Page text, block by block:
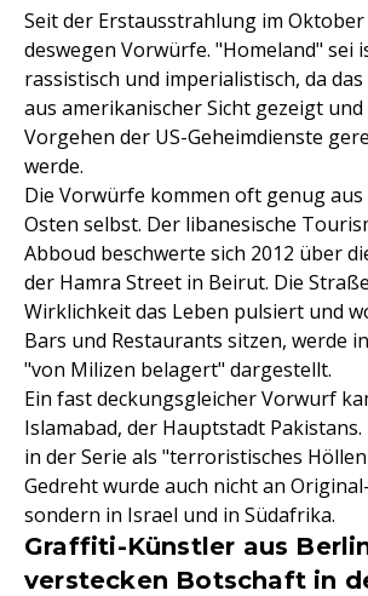
Seit der Erstausstrahlung im Oktober
deswegen Vorwürfe. "Homeland" sei
rassistisch und imperialistisch, da
aus amerikanischer Sicht gezeigt
Vorgehen der US-Geheimdienste
werde.
Die Vorwürfe kommen oft genug aus
Osten selbst. Der libanesische
Abboud beschwerte sich 2012 über
der Hamra Street in Beirut. Die
Wirklichkeit das Leben pulsiert und
Bars und Restaurants sitzen, werde
"von Milizen belagert" dargestellt.
Ein fast deckungsgleicher Vorwurf
Islamabad, der Hauptstadt Pakistans.
in der Serie als "terroristisches
Gedreht wurde auch nicht an
sondern in Israel und in Südafrika.
Graffiti-Künstler aus
verstecken Botschaft in